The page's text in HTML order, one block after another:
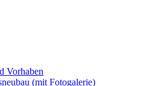
Vorhaben
(mit Fotogalerie)